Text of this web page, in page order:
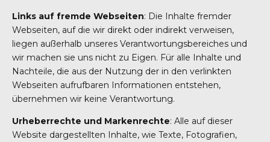
Links auf fremde Webseiten: Die Inhalte fremder
Webseiten, auf die wir direkt oder indirekt verweisen,
liegen außerhalb unseres Verantwortungsbereiches und
wir machen sie uns nicht zu Eigen. Für alle Inhalte und
Nachteile, die aus der Nutzung der in den verlinkten
Webseiten aufrufbaren Informationen entstehen,
übernehmen wir keine Verantwortung.
Urheberrechte und Markenrechte: Alle auf dieser
Website dargestellten Inhalte, wie Texte, Fotografien,